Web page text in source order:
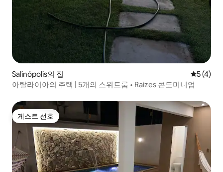
Salinópolis의 집 평점 5점
5 (4)
아탈라이아의 주택 | 5개의 스위트룸 • Raizes 콘도미니엄
게스트 선호
게스트 선호